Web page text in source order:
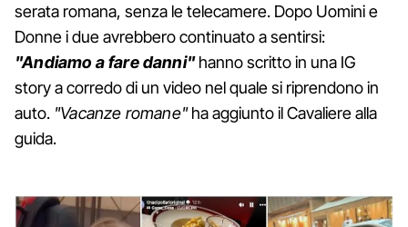
serata romana, senza le telecamere. Dopo Uomini e
Donne i due avrebbero continuato a sentirsi:
"Andiamo a fare danni" hanno scritto in una IG
story a corredo di un video nel quale si riprendono in
auto. "Vacanze romane"ha aggiunto il Cavaliere alla
guida.